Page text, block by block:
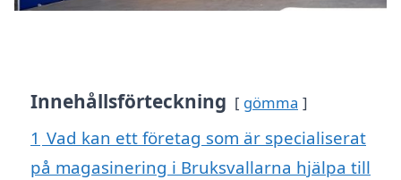
Innehållsförteckning gömma
1 Vad kan ett företag som är specialiserat
på magasinering i Bruksvallarna hjälpa till